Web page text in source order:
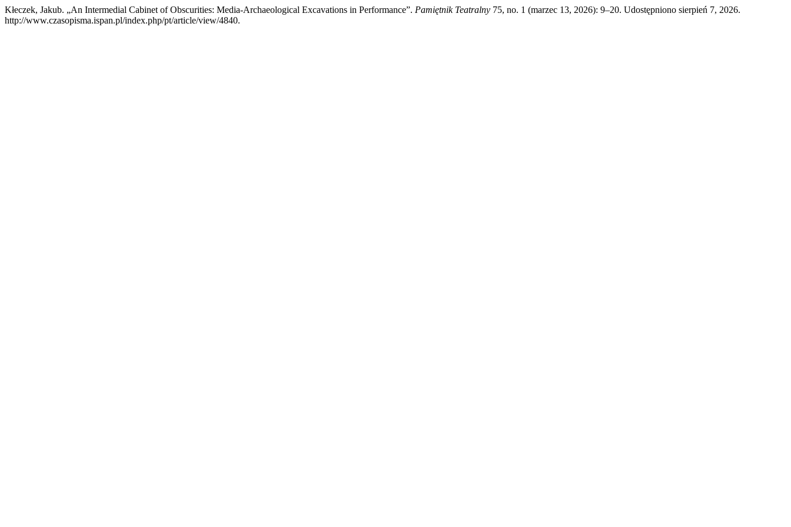
Kłeczek, Jakub. „An Intermedial Cabinet of Obscurities: Media-Archaeological Excavations in Performance”. Pamiętnik Teatralny 75, no. 1 (marzec 13, 2026): 9–20. Udostępniono sierpień 7, 2026.
http://www.czasopisma.ispan.pl/index.php/pt/article/view/4840.